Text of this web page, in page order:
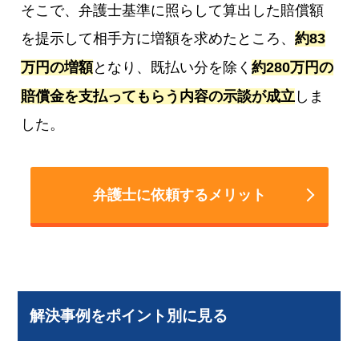
そこで、弁護士基準に照らして算出した賠償額
を提示して相手方に増額を求めたところ、約83
万円の増額となり、既払い分を除く約280万円の
賠償金を支払ってもらう内容の示談が成立 しま
した。
弁護士に依頼するメリット
解決事例をポイント別に見る